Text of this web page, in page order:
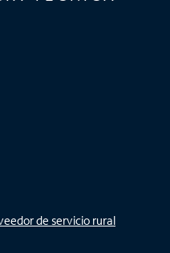
de servicio rural